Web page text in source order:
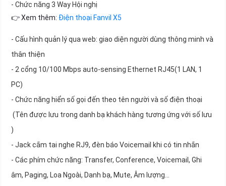
- Chức năng 3 Way Hội nghị
👉 Xem thêm: Điện thoại Fanvil X5
- Cấu hình quản lý qua web: giao diện người dùng thông minh và
thân thiện
- 2 cổng 10/100 Mbps auto-sensing Ethernet RJ45(1 LAN, 1
PC)
- Chức năng hiển số gọi đến theo tên người và số điện thoại
(Tên được lưu trong danh bạ khách hàng tương ứng với số lưu
)
- Jack cắm tai nghe RJ9, đèn báo Voicemail khi có tin nhắn
- Các phím chức năng: Transfer, Conference, Voicemail, Ghi
âm, Paging, Loa Ngoài, Danh bạ, Mute, Âm lượng...